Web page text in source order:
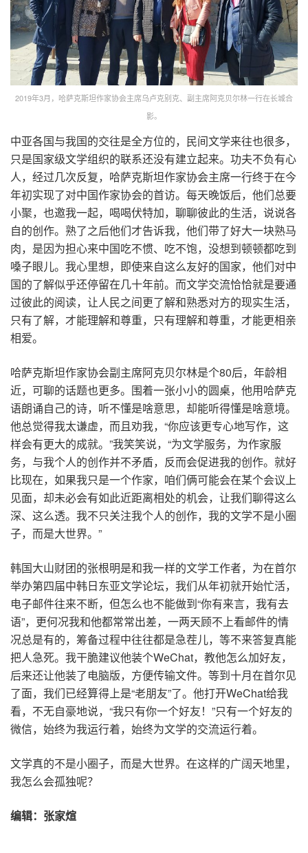
2019年3月，哈萨克斯坦作家协会主席乌卢克别克、副主席阿克贝尔林一行在长城合
影。
中亚各国与我国的交往是全方位的，民间文学来往也很多，
只是国家级文学组织的联系还没有建立起来。功夫不负有心
人，经过几次反复，哈萨克斯坦作家协会主席一行终于在今
年初实现了对中国作家协会的首访。每天晚饭后，他们总要
小聚，也邀我一起，喝喝伏特加，聊聊彼此的生活，说说各
自的创作。熟了之后他们才告诉我，他们带了好大一块熟马
肉，是因为担心来中国吃不惯、吃不饱，没想到顿顿都吃到
嗓子眼儿。我心里想，即使来自这么友好的国家，他们对中
国的了解似乎还停留在几十年前。而文学交流恰恰就是要通
过彼此的阅读，让人民之间更了解和熟悉对方的现实生活，
只有了解，才能理解和尊重，只有理解和尊重，才能更相亲
相爱。
哈萨克斯坦作家协会副主席阿克贝尔林是个80后，年龄相
近，可聊的话题也更多。围着一张小小的圆桌，他用哈萨克
语朗诵自己的诗，听不懂是啥意思，却能听得懂是啥意境。
他总觉得我太谦虚，而且劝我，“你应该更专心地写作，这
样会有更大的成就。”我笑笑说，“为文学服务，为作家服
务，与我个人的创作并不矛盾，反而会促进我的创作。就好
比现在，如果我只是一个作家，咱们俩可能会在某个会议上
见面，却未必会有如此近距离相处的机会，让我们聊得这么
深、这么透。我不只关注我个人的创作，我的文学不是小圈
子，而是大世界。”
韩国大山财团的张根明是和我一样的文学工作者，为在首尔
举办第四届中韩日东亚文学论坛，我们从年初就开始忙活，
电子邮件往来不断，但怎么也不能做到“你有来言，我有去
语”，更何况我和他都常常出差，一两天顾不上看邮件的情
况总是有的，筹备过程中往往都是急茬儿，等不来答复真能
把人急死。我干脆建议他装个WeChat，教他怎么加好友，
后来还让他装了电脑版，方便传输文件。等到十月在首尔见
了面，我们已经算得上是“老朋友”了。他打开WeChat给我
看，不无自豪地说，“我只有你一个好友！”只有一个好友的
微信，始终为我运行着，始终为文学的交流运行着。
文学真的不是小圈子，而是大世界。在这样的广阔天地里，
我怎么会孤独呢？
编辑：张家煊